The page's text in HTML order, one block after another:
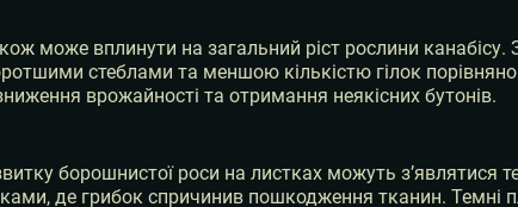
може вплинути на загальний ріст рослини
стеблами та меншою кількістю гілок
врожайності та отримання неякісних бутонів.
борошнистої роси на листках можуть з’являтися
де грибок спричинив пошкодження тканин. Темні